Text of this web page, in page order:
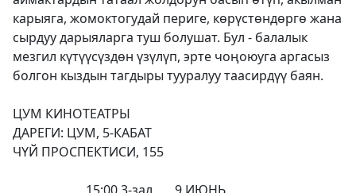
карыяга, жомоктогудай периге, көрүстөндөргө жана
сырдуу дарыяларга туш болушат. Бул - балалык
мезгил күтүүсүздөн үзүлүп, эрте чоңоюуга аргасыз
болгон кыздын тагдыры тууралуу таасирдүү баян.
ЦУМ КИНОТЕАТРЫ
ДАРЕГИ: ЦУМ, 5-КАБАТ
ЧҮЙ ПРОСПЕКТИСИ, 155